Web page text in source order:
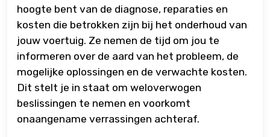
hoogte bent van de diagnose, reparaties en
kosten die betrokken zijn bij het onderhoud van
jouw voertuig. Ze nemen de tijd om jou te
informeren over de aard van het probleem, de
mogelijke oplossingen en de verwachte kosten.
Dit stelt je in staat om weloverwogen
beslissingen te nemen en voorkomt
onaangename verrassingen achteraf.